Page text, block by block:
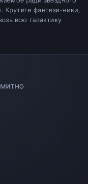
фэнтези-ники,
всю галактику